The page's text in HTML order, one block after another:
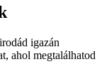
igazán
ahol megtalálhatod